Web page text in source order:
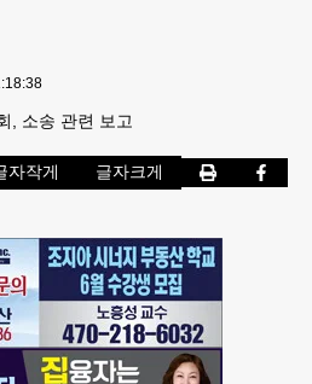
, 소송 관련 보고
자작게 글자크게